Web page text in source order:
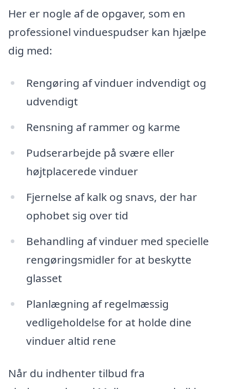
Her er nogle af de opgaver, som en
professionel vinduespudser kan hjælpe
dig med:
Rengøring af vinduer indvendigt og
udvendigt
Rensning af rammer og karme
Pudserarbejde på svære eller
højtplacerede vinduer
Fjernelse af kalk og snavs, der har
ophobet sig over tid
Behandling af vinduer med specielle
rengøringsmidler for at beskytte
glasset
Planlægning af regelmæssig
vedligeholdelse for at holde dine
vinduer altid rene
Når du indhenter tilbud fra